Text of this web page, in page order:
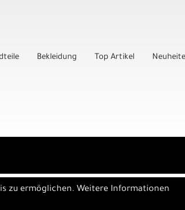
Bekleidung Top Artikel
zu ermöglichen. Weitere Informationen